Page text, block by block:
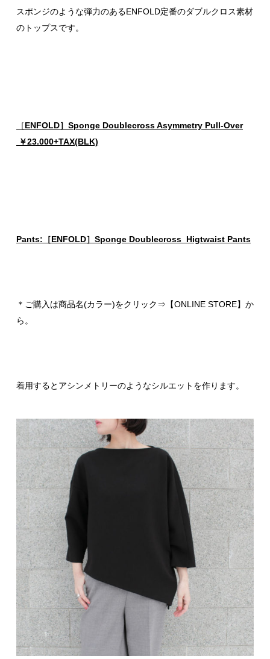
スポンジのような弾力のあるENFOLD定番のダブルクロス素材
のトップスです。
［ENFOLD］Sponge Doublecross Asymmetry Pull-Over
￥23.000+TAX(BLK)
Pants:［ENFOLD］Sponge Doublecross Higtwaist Pants
＊ご購入は商品名(カラー)をクリック⇒【ONLINE STORE】か
ら。
着用するとアシンメトリーのようなシルエットを作ります。